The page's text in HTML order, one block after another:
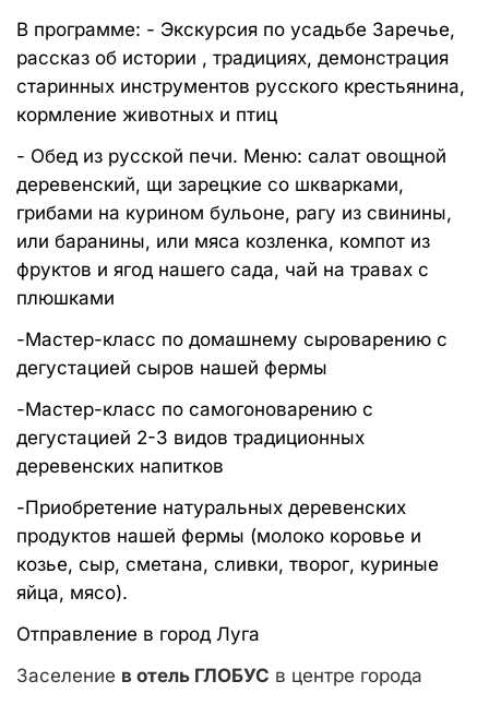
В программе: - Экскурсия по усадьбе Заречье,
рассказ об истории , традициях, демонстрация
старинных инструментов русского крестьянина,
кормление животных и птиц
- Обед из русской печи. Меню: салат овощной
деревенский, щи зарецкие со шкварками,
грибами на курином бульоне, рагу из свинины,
или баранины, или мяса козленка, компот из
фруктов и ягод нашего сада, чай на травах с
плюшками
-Мастер-класс по домашнему сыроварению с
дегустацией сыров нашей фермы
-Мастер-класс по самогоноварению с
дегустацией 2-3 видов традиционных
деревенских напитков
-Приобретение натуральных деревенских
продуктов нашей фермы (молоко коровье и
козье, сыр, сметана, сливки, творог, куриные
яйца, мясо).
Отправление в город Луга
Заселение в отель ГЛОБУС в центре города